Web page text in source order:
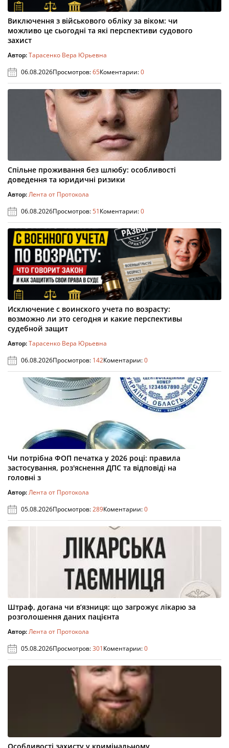
Виключення з військового обліку за віком: чи
можливо це сьогодні та які перспективи судового
захист
Автор:Тарасенко Вера Юрьевна
06.08.2026Просмотров:65Коментарии:0
Спільне проживання без шлюбу: особливості
доведення та юридичні ризики
Автор:Лента от Протокола
06.08.2026Просмотров:51Коментарии:0
Исключение с воинского учета по возрасту:
возможно ли это сегодня и какие перспективы
судебной защит
Автор:Тарасенко Вера Юрьевна
06.08.2026Просмотров: 142Коментарии:0
Чи потрібна ФОП печатка у 2026 році: правила
застосування, роз'яснення ДПС та відповіді на
головні з
Автор:Лента от Протокола
05.08.2026Просмотров:289Коментарии:0
Штраф, догана чи в’язниця: що загрожує лікарю за
розголошення даних пацієнта
Автор:Лента от Протокола
05.08.2026Просмотров:301Коментарии:0